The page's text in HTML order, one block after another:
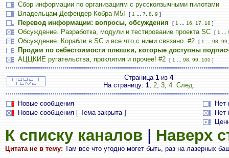
Сбор информации по организациям с русскоязычными пилотами
Владельцам Дефендер Кобра М5!
[ 1 7 8 9 ]
Перевод информации: вопросы, обсуждения [ 1 16 17 18 ]
Обсуждение. Разработка, модули и тестирование проекта SC [ 1
Обсуждение. Корабли в SC и все что с ними связано. #2 [ 1 98 99
Продам по себестоимости плюшки, которые доступны
АЦЦКИЕ ругательства, проклятия и прочее! #2
[ 1 98 99 100 ]
Страница 1 из 4
На страницу: 1, 2, 3, 4 След.
Новые сообщения
Нет
Новые сообщения [ Тема закрыта ]
Нет
К списку каналов Наверх
Цитата не в тему: Там все что угодно могет быть, раз на лазерных